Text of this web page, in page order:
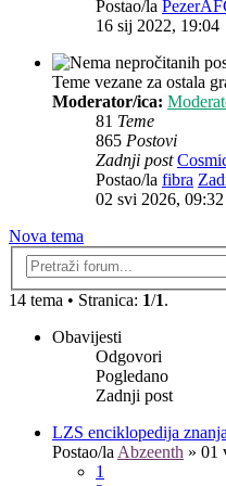
Postao/la
16 sij 2022, 19:04
Teme vezane za ostala
Moderator/ica:
81 Teme
865 Postovi
Zadnji post
Postao/la fibra
02 svi 2026, 09:32
Nova tema
14 tema • Stranica: 1/1.
Obavijesti
Odgovori
Pogledano
Zadnji post
LZS enciklopedija
Postao/la Abzeenth » 01
1